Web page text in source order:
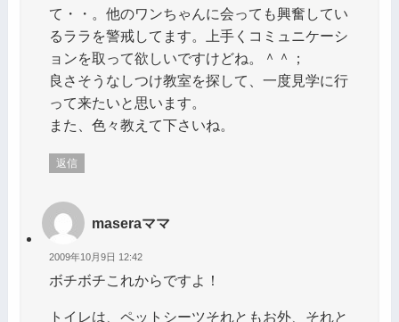
て・・。他のワンちゃんに会っても興奮してい
るララを警戒してます。上手くコミュニケーシ
ョンを取って欲しいですけどね。＾＾；
良さそうなしつけ教室を探して、一度見学に行
って来たいと思います。
また、色々教えて下さいね。
返信
maseraママ
2009年10月9日 12:42
ボチボチこれからですよ！
トイレは、ペットシーツそれともお外、それと